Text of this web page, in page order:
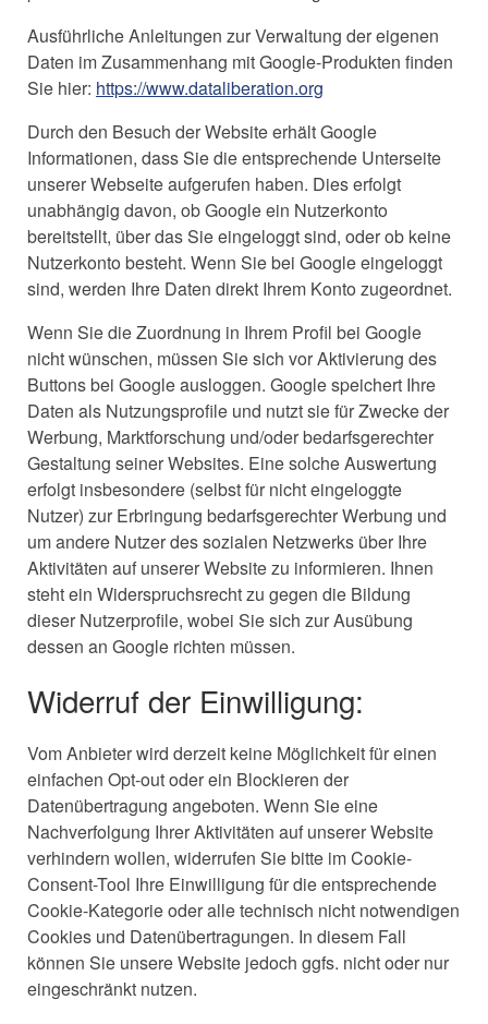
Ausführliche Anleitungen zur Verwaltung der eigenen
Daten im Zusammenhang mit Google-Produkten finden
Sie hier: https://www.dataliberation.org
Durch den Besuch der Website erhält Google
Informationen, dass Sie die entsprechende Unterseite
unserer Webseite aufgerufen haben. Dies erfolgt
unabhängig davon, ob Google ein Nutzerkonto
bereitstellt, über das Sie eingeloggt sind, oder ob keine
Nutzerkonto besteht. Wenn Sie bei Google eingeloggt
sind, werden Ihre Daten direkt Ihrem Konto zugeordnet.
Wenn Sie die Zuordnung in Ihrem Profil bei Google
nicht wünschen, müssen Sie sich vor Aktivierung des
Buttons bei Google ausloggen. Google speichert Ihre
Daten als Nutzungsprofile und nutzt sie für Zwecke der
Werbung, Marktforschung und/oder bedarfsgerechter
Gestaltung seiner Websites. Eine solche Auswertung
erfolgt insbesondere (selbst für nicht eingeloggte
Nutzer) zur Erbringung bedarfsgerechter Werbung und
um andere Nutzer des sozialen Netzwerks über Ihre
Aktivitäten auf unserer Website zu informieren. Ihnen
steht ein Widerspruchsrecht zu gegen die Bildung
dieser Nutzerprofile, wobei Sie sich zur Ausübung
dessen an Google richten müssen.
Widerruf der Einwilligung:
Vom Anbieter wird derzeit keine Möglichkeit für einen
einfachen Opt-out oder ein Blockieren der
Datenübertragung angeboten. Wenn Sie eine
Nachverfolgung Ihrer Aktivitäten auf unserer Website
verhindern wollen, widerrufen Sie bitte im Cookie-
Consent-Tool Ihre Einwilligung für die entsprechende
Cookie-Kategorie oder alle technisch nicht notwendigen
Cookies und Datenübertragungen. In diesem Fall
können Sie unsere Website jedoch ggfs. nicht oder nur
eingeschränkt nutzen.